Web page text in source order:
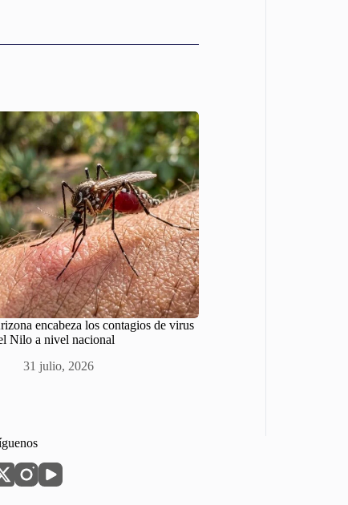
encabeza los contagios de virus
Nilo a nivel nacional
31 julio, 2026